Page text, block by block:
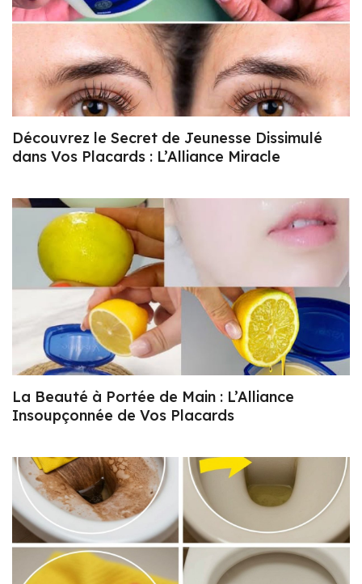
Découvrez le Secret de Jeunesse Dissimulé
dans Vos Placards : L’Alliance Miracle
La Beauté à Portée de Main : L’Alliance
Insoupçonnée de Vos Placards